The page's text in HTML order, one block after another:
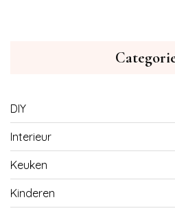
DIY
Interieur
Keuken
Kinderen